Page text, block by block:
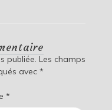
publiée. Les champs
avec *
*